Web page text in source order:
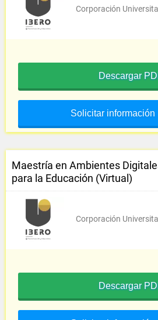
Corporación
Descargar
Solicitar información
Maestría en Ambientes
para la Educación (Virtual)
Corporación
Descargar